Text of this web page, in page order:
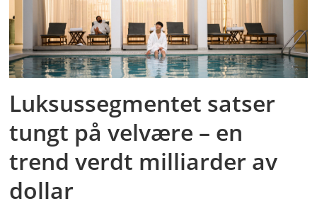
Luksussegmentet satser
tungt på velvære – en
trend verdt milliarder av
dollar